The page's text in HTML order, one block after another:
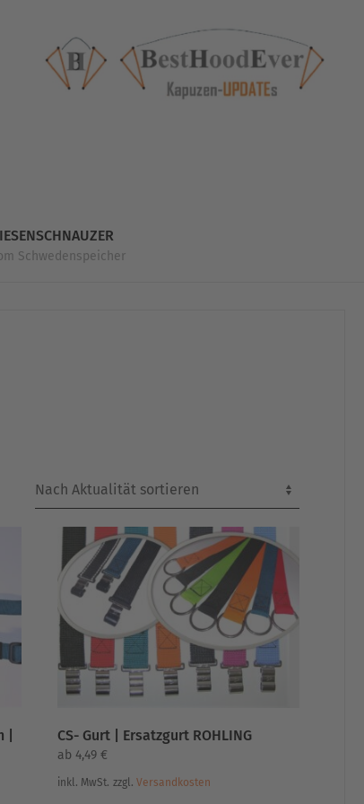
Schwedenspeicher
CS- Gurt | Ersatzgurt ROHLING
ab 4,49 €
inkl. MwSt. zzgl. Versandkosten